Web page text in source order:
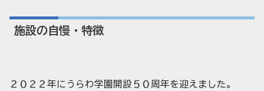
施設の自慢・特徴
２０２２年にうらわ学園開設５０周年を迎えました。